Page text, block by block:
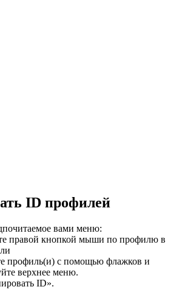
ID профилей
вами меню:
правой кнопкой мыши по профилю в
профиль(и) с помощью флажков и
верхнее меню.
ID».